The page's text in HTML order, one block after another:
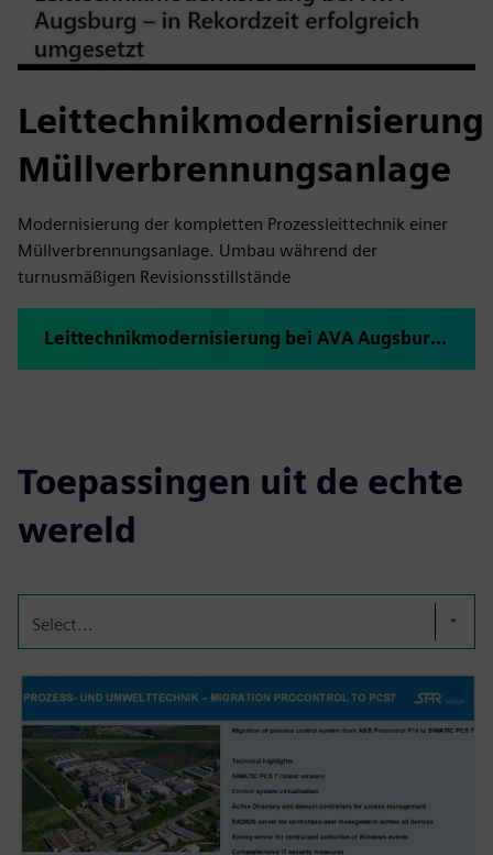
Leittechnikmodernisierung
Müllverbrennungsanlage
Modernisierung der kompletten Prozessleittechnik einer
Müllverbrennungsanlage. Umbau während der
turnusmäßigen Revisionsstillstände
Leittechnikmodernisierung bei AVA Augsburg — in Rekordzeit erfolgreich umgesetzt
Toepassingen uit de echte
wereld
Select...